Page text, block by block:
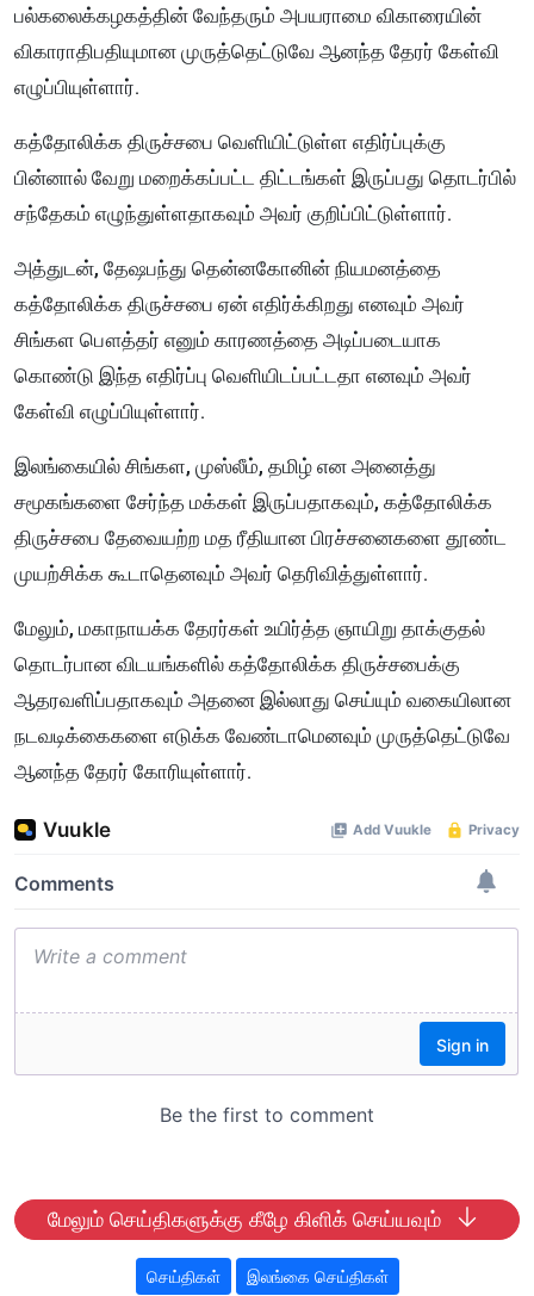
பல்கலைக்கழகத்தின் வேந்தரும் அபயராமை விகாரையின்
விகாராதிபதியுமான முருத்தெட்டுவே ஆனந்த தேரர் கேள்வி
எழுப்பியுள்ளார்.
கத்தோலிக்க திருச்சபை வெளியிட்டுள்ள எதிர்ப்புக்கு
பின்னால் வேறு மறைக்கப்பட்ட திட்டங்கள் இருப்பது தொடர்பில்
சந்தேகம் எழுந்துள்ளதாகவும் அவர் குறிப்பிட்டுள்ளார்.
அத்துடன், தேஷபந்து தென்னகோனின் நியமனத்தை
கத்தோலிக்க திருச்சபை ஏன் எதிர்க்கிறது எனவும் அவர்
சிங்கள பௌத்தர் எனும் காரணத்தை அடிப்படையாக
கொண்டு இந்த எதிர்ப்பு வெளியிடப்பட்டதா எனவும் அவர்
கேள்வி எழுப்பியுள்ளார்.
இலங்கையில் சிங்கள, முஸ்லீம், தமிழ் என அனைத்து
சமூகங்களை சேர்ந்த மக்கள் இருப்பதாகவும், கத்தோலிக்க
திருச்சபை தேவையற்ற மத ரீதியான பிரச்சனைகளை தூண்ட
முயற்சிக்க கூடாதெனவும் அவர் தெரிவித்துள்ளார்.
மேலும், மகாநாயக்க தேரர்கள் உயிர்த்த ஞாயிறு தாக்குதல்
தொடர்பான விடயங்களில் கத்தோலிக்க திருச்சபைக்கு
ஆதரவளிப்பதாகவும் அதனை இல்லாது செய்யும் வகையிலான
நடவடிக்கைகளை எடுக்க வேண்டாமெனவும் முருத்தெட்டுவே
ஆனந்த தேரர் கோரியுள்ளார்.
மேலும் செய்திகளுக்கு கீழே கிளிக் செய்யவும்
செய்திகள் இலங்கை செய்திகள்